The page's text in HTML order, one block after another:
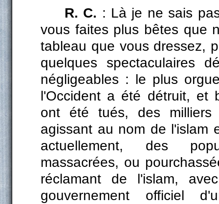
R. C. : Là je ne sais
vous faites plus bêtes que
tableau que vous dressez,
quelques spectaculaires
négligeables : le plus
l'Occident a été détruit, et
ont été tués, des
agissant au nom de l'islam
actuellement, des
massacrées, ou
réclamant de l'islam,
gouvernement officiel